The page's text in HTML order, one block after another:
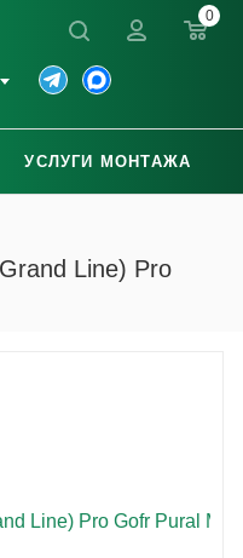
0
УСЛУГИ МОНТАЖА
Line) Pro